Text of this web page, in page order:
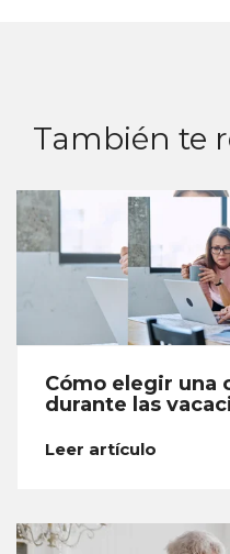
También te
Cómo elegir una
durante las
Leer artículo